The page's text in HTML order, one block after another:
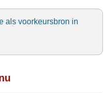
als voorkeursbron in